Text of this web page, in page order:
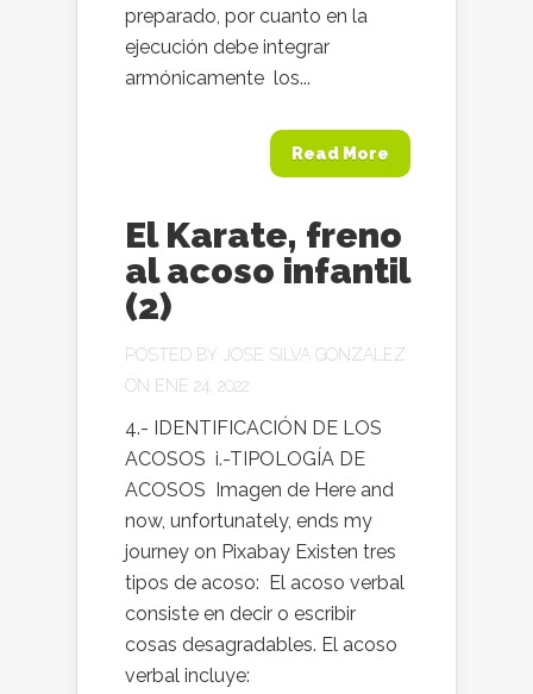
preparado, por cuanto en la
ejecución debe integrar
armónicamente los...
Read More
El Karate, freno
al acoso infantil
(2)
POSTED BY
JOSE SILVA GONZALEZ
ON ENE 24, 2022
4.- IDENTIFICACIÓN DE LOS
ACOSOS i.-TIPOLOGÍA DE
ACOSOS Imagen de Here and
now, unfortunately, ends my
journey on Pixabay Existen tres
tipos de acoso: El acoso verbal
consiste en decir o escribir
cosas desagradables. El acoso
verbal incluye: